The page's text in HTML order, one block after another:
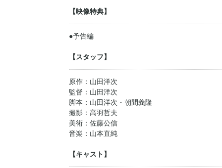
【映像特典】
●予告編
【スタッフ】
原作：山田洋次
監督：山田洋次
脚本：山田洋次・朝間義隆
撮影：高羽哲夫
美術：佐藤公信
音楽：山本直純
【キャスト】